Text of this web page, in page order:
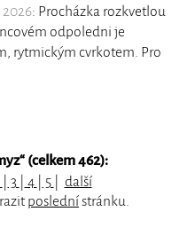
2026: Procházka rozkvetlou
odpoledni je
rytmickým cvrkotem. Pro
“ (celkem 462):
3 4 5
další
poslednístránku.